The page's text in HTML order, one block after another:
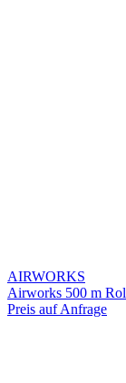
AIRWORKS
Airworks 500 m
Preis auf Anfrage